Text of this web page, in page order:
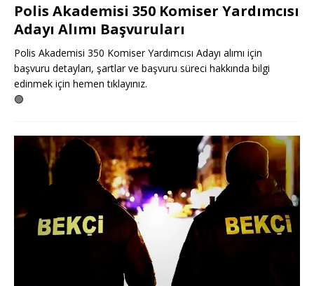
Polis Akademisi 350 Komiser Yardımcısı
Adayı Alımı Başvuruları
Polis Akademisi 350 Komiser Yardımcısı Adayı alımı için
başvuru detayları, şartlar ve başvuru süreci hakkında bilgi
edinmek için hemen tıklayınız.
🟢